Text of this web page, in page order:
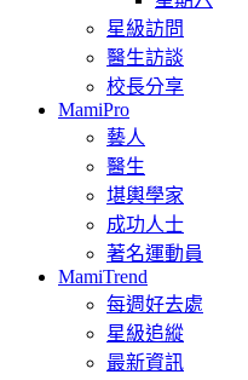
星級訪問
醫生訪談
校長分享
MamiPro
藝人
醫生
堪輿學家
成功人士
著名運動員
MamiTrend
每週好去處
星級追縱
最新資訊